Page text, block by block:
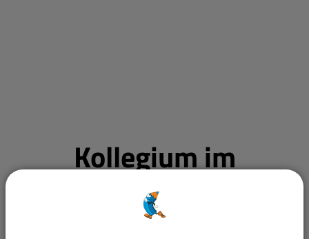
Kollegium im
Schuljahr 2025/26